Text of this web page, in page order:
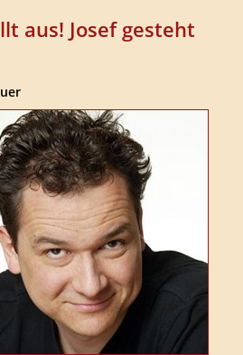
aus! Josef gesteht